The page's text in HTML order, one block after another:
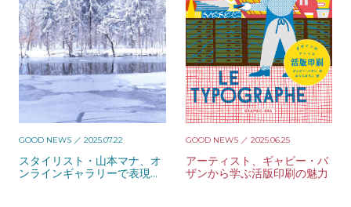
GOOD NEWS ／ 2025.07.22
スタイリスト・山本マナ、オ
ンラインギャラリーで表現す
GOOD NEWS／ 2025.06.25
アーティスト、ギャビー・バ
ザンから学ぶ活版印刷の魅力